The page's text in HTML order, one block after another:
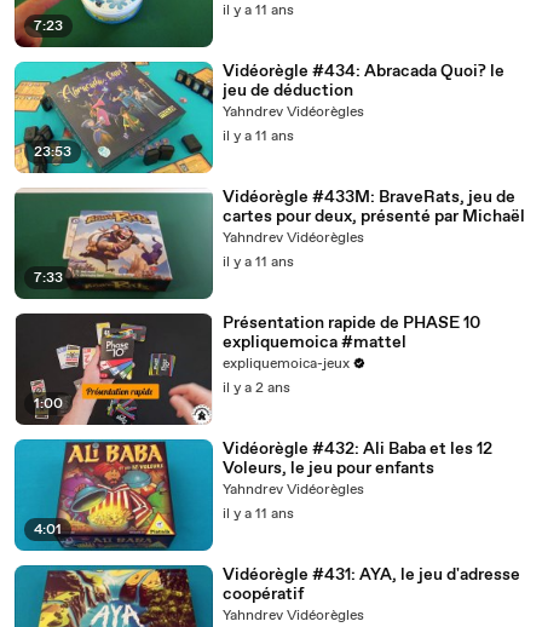
7:23
il y a 11 ans
23:53
Vidéorègle #434: Abracada Quoi? le
jeu de déduction
Yahndrev Vidéorègles
il y a 11 ans
7:33
Vidéorègle #433M: BraveRats, jeu de
cartes pour deux, présenté par Michaël
Yahndrev Vidéorègles
il y a 11 ans
1:00
Présentation rapide de PHASE 10
expliquemoica #mattel
expliquemoica-jeux
il y a 2 ans
4:01
Vidéorègle #432: Ali Baba et les 12
Voleurs, le jeu pour enfants
Yahndrev Vidéorègles
il y a 11 ans
Vidéorègle #431: AYA, le jeu d'adresse
coopératif
Yahndrev Vidéorègles